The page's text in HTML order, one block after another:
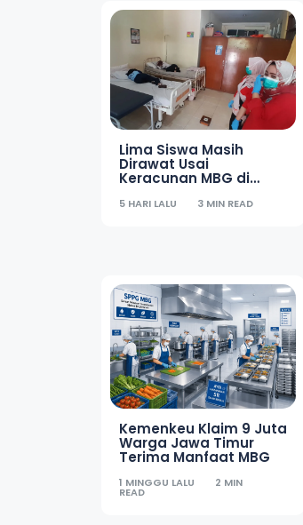
Lima Siswa Masih
Dirawat Usai
Keracunan MBG di
5 HARI LALU 3 MIN READ
Kemenkeu Klaim 9 Juta
Warga Jawa Timur
Terima Manfaat MBG
1 MINGGU LALU 2 MIN
READ